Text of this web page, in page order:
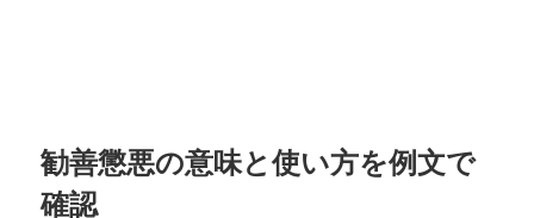
勧善懲悪の意味と使い方を例文で
確認